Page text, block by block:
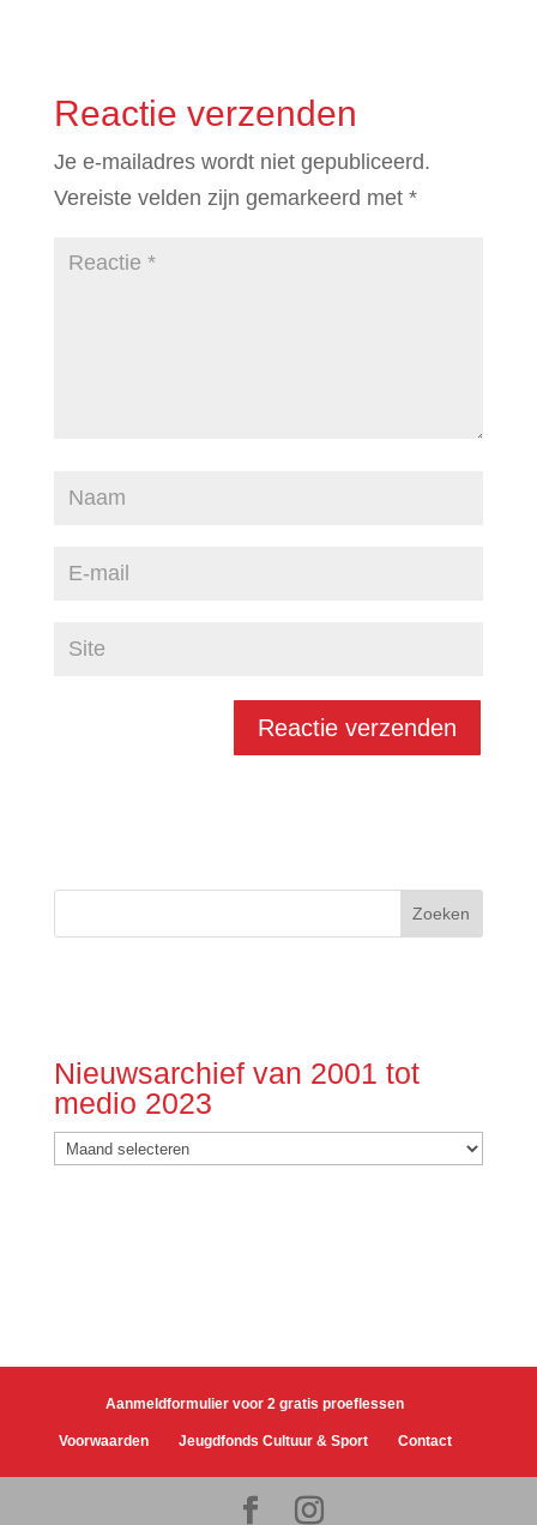
Reactie verzenden
Je e-mailadres wordt niet gepubliceerd.
Vereiste velden zijn gemarkeerd met *
Nieuwsarchief van 2001 tot
medio 2023
Nieuwsarchief
van
Aanmeldformulier voor 2 gratis proeflessen
Voorwaarden Jeugdfonds Cultuur & Sport Contact